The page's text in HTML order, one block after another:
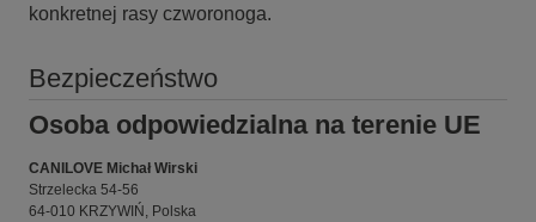
konkretnej rasy czworonoga.
Bezpieczeństwo
Osoba odpowiedzialna na terenie UE
CANILOVE Michał Wirski
Strzelecka 54-56
64-010 KRZYWIŃ, Polska